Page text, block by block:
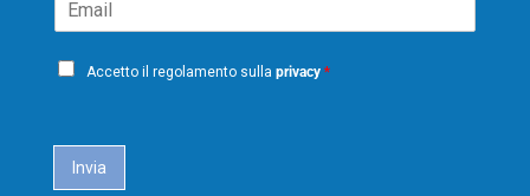
e
n
m
e
m
P
c
Accetto il regolamento sulla privacy *
Invia